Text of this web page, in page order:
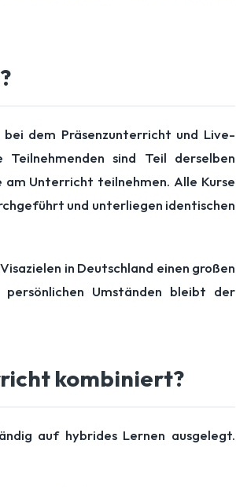
dem Präsenzunterricht und Live-
sind Teil derselben
am Unterricht teilnehmen. Alle Kurse
und unterliegen identischen
in Deutschland einen großen
Umständen bleibt der
kombiniert?
auf hybrides Lernen ausgelegt.